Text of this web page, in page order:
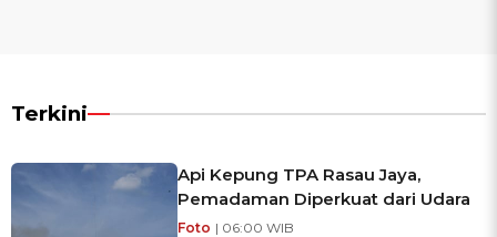
Terkini
Api Kepung TPA Rasau Jaya,
Pemadaman Diperkuat dari Udara
Foto | 06:00 WIB